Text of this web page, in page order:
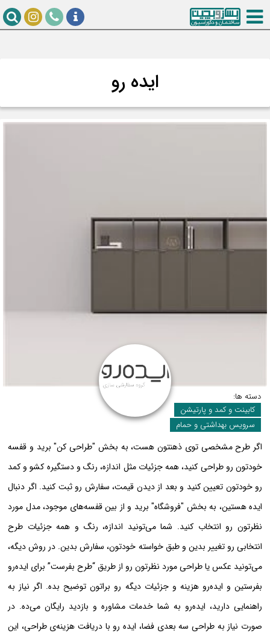
ایده رو
دسته ها:
کابینت و کمد و پارتیشن
سرویس بهداشتی و حمام
اگر طرح مشخصی توی ذهنتون هست، به بخش "طراحی کن" برید و قفسه
خودتون رو طراحی کنید، همه جزئیات مثل اندازه، رنگ و دستگیره کشو و کمد
رو خودتون تعیین کنید و بعد از دیدن قیمت، سفارش رو ثبت کنید. اگر دنبال
ایده هستین، به بخش "فروشگاه" برید و از بین قفسه‌های موجود، مدل مورد
نظرتون رو انتخاب کنید. شما می‌تونید اندازه، رنگ و همه جزئیات طرح
انتخابی رو تغییر بدین و طبق خواسته خودتون، سفارش بدین. در روش دیگه،
می‌تونید عکس یا طراحی مورد نظرتون رو از طریق “طرح بفرست” برای ایده‌رو
بفرستین و ایده‌رو هزینه و جزئیات دیگه رو براتون توضیح بده. اگر نیاز به
راهنمایی دارید، ایده‌رو به شما خدمات مشاوره و بازدید رایگان می‌ده. در
صورت نیاز به طراحی سه بعدی فضا، ایده رو با دریافت هزینه‌ی طراحی، این